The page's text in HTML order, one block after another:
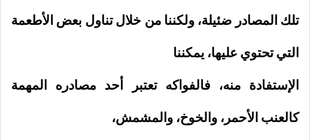
تلك المصادر ضئيلة، ولكننا من خلال تناول بعض الأطعمة
التي تحتوي عليها، يمكننا
الإستفادة منه، فالفواكه تعتبر أحد مصادره المهمة
كالعنب الأحمر، والخوخ، والمشمش،